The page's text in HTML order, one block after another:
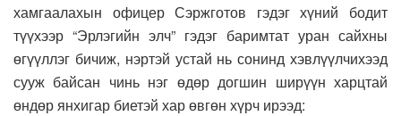
хамгаалахын офицер Сэржготов гэдэг хүний бодит
түүхээр “Эрлэгийн элч” гэдэг баримтат уран сайхны
өгүүллэг бичиж, нэртэй устай нь сонинд хэвлүүлчихээд
сууж байсан чинь нэг өдөр догшин ширүүн харцтай
өндөр янхигар биетэй хар өвгөн хүрч ирээд: